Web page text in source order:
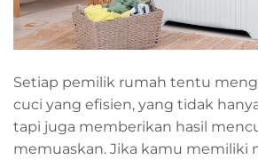
Setiap pemilik rumah tentu
cuci yang efisien, yang tidak
tapi juga memberikan hasil
memuaskan. Jika kamu memiliki